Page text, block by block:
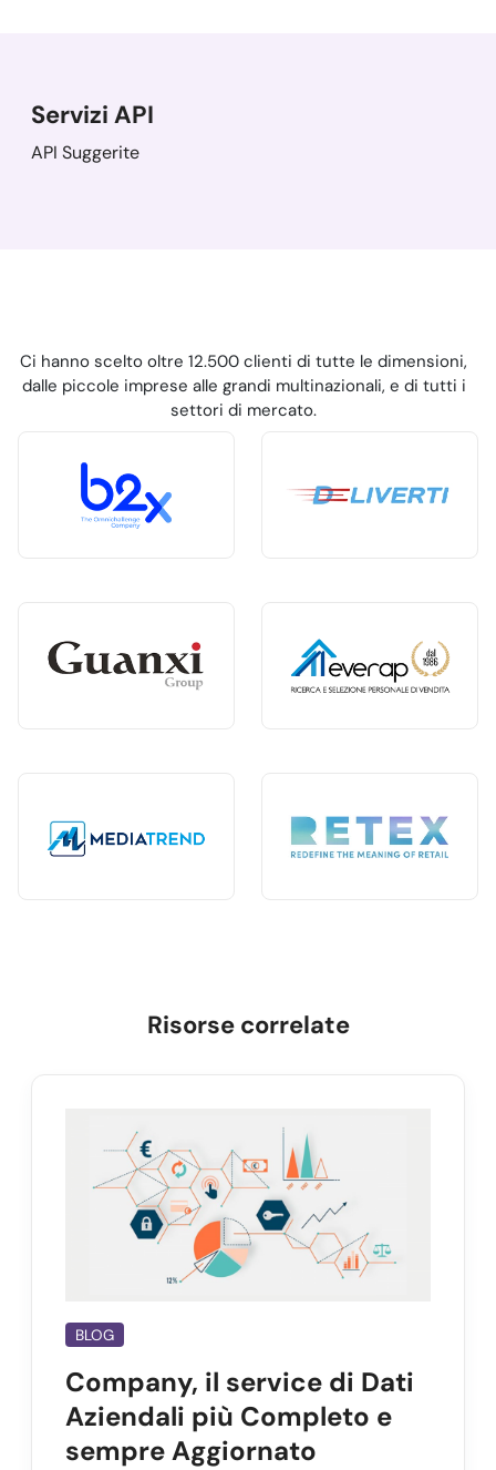
Servizi API
API Suggerite
Ci hanno scelto oltre 12.500 clienti di tutte le dimensioni,
dalle piccole imprese alle grandi multinazionali, e di tutti i
settori di mercato.
Risorse correlate
BLOG
Company, il service di Dati
Aziendali più Completo e
sempre Aggiornato